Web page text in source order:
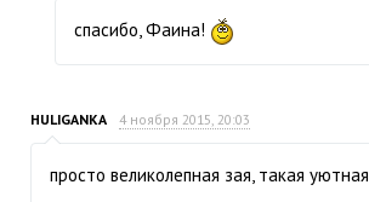
спасибо, Фаина!
HULIGANKA 4 ноября 2015, 20:03
просто великолепная зая, такая уютная